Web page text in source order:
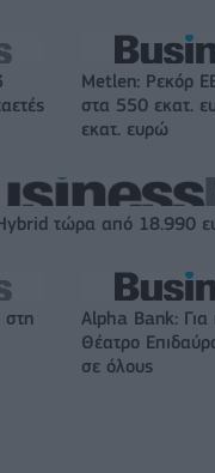
Metlen: Ρεκόρ
στα 550 εκατ.
εκατ. ευρώ
τώρα από 18.990
στη
Alpha Bank:
Θέατρο
σε όλους